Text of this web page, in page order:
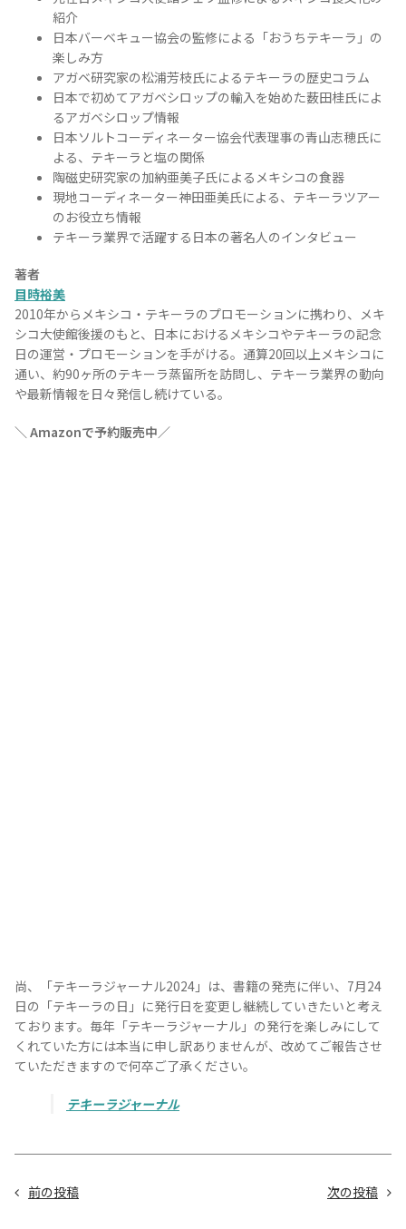
紹介
日本バーベキュー協会の監修による「おうちテキーラ」の
楽しみ方
アガベ研究家の松浦芳枝氏によるテキーラの歴史コラム
日本で初めてアガベシロップの輸入を始めた薮田桂氏によ
るアガベシロップ情報
日本ソルトコーディネーター協会代表理事の青山志穂氏に
よる、テキーラと塩の関係
陶磁史研究家の加納亜美子氏によるメキシコの食器
現地コーディネーター神田亜美氏による、テキーラツアー
のお役立ち情報
テキーラ業界で活躍する日本の著名人のインタビュー
著者
目時裕美
2010年からメキシコ・テキーラのプロモーションに携わり、メキ
シコ大使館後援のもと、日本におけるメキシコやテキーラの記念
日の運営・プロモーションを手がける。通算20回以上メキシコに
通い、約90ヶ所のテキーラ蒸留所を訪問し、テキーラ業界の動向
や最新情報を日々発信し続けている。
＼ Amazonで予約販売中／
尚、「テキーラジャーナル2024」は、書籍の発売に伴い、7月24
日の「テキーラの日」に発行日を変更し継続していきたいと考え
ております。毎年「テキーラジャーナル」の発行を楽しみにして
くれていた方には本当に申し訳ありませんが、改めてご報告させ
ていただきますので何卒ご了承ください。
テキーラジャーナル
前の投稿 次の投稿